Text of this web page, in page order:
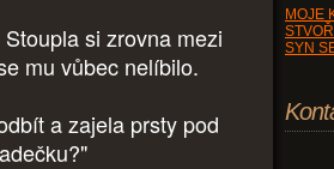
si zrovna mezi
mu vůbec nelíbilo.
a zajela prsty pod
MOJE
SYN